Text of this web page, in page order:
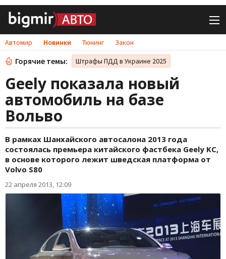
Автомир Новинки Тюнинг Закон
Горячие темы: Штрафы ПДД в Украине 2025
Geely показала новый
автомобиль на базе
Вольво
В рамках Шанхайского автосалона 2013 года
состоялась премьера китайского фастбека Geely KC,
в основе которого лежит шведская платформа от
Volvo S80
22 апреля 2013, 12:09